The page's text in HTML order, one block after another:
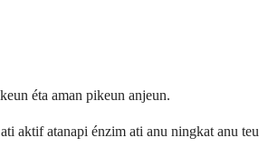
éta aman pikeun anjeun.
aktif atanapi énzim ati anu ningkat anu teu